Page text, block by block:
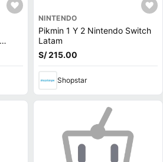
NINTENDO
Pikmin 1 Y 2 Nintendo Switch
Latam
S/ 215.00
Shopstar